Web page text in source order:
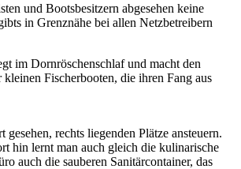
und Bootsbesitzern abgesehen keine
in Grenznähe bei allen Netzbetreibern
im Dornröschenschlaf und macht den
Fischerbooten, die ihren Fang aus
rechts liegenden Plätze ansteuern.
hin lernt man auch gleich die kulinarische
auch die sauberen Sanitärcontainer, das